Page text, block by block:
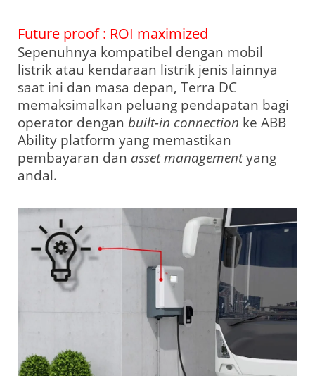
Future proof : ROI maximized
Sepenuhnya kompatibel dengan mobil
listrik atau kendaraan listrik jenis lainnya
saat ini dan masa depan, Terra DC
memaksimalkan peluang pendapatan bagi
operator dengan built-in connection ke ABB
Ability platform yang memastikan
pembayaran dan asset managementyang
andal.